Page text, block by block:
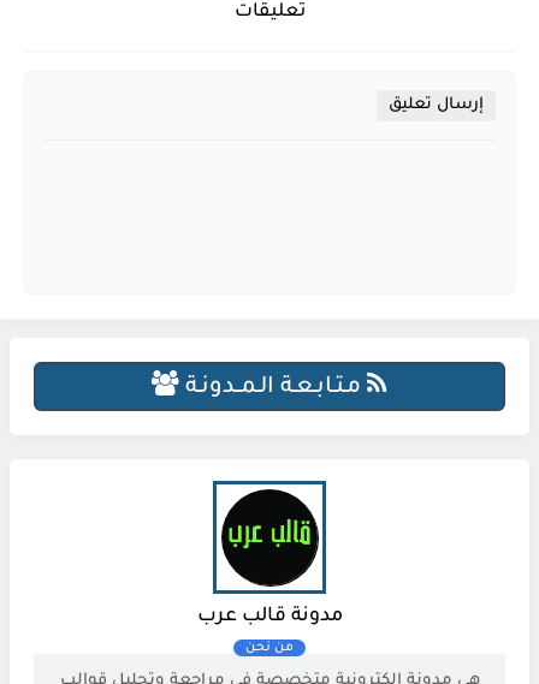
تعليقات
إرسال تعليق
مـتـابـعـة الـمــدونـة
مدونة قالب عرب